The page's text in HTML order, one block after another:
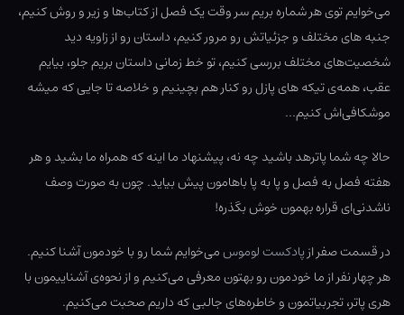
می‌خوایم توی هر شماره بریم سر وقت یک فصل از کتاب‌ها و زیر و روش کنیم،
جنبه های مختلف و جزئیاتش رو مرور کنیم، داستان رو از زاویه دید
شخصیت‌های مختلف بررسی کنیم، تو خط زمانی داستان بریم جلو، بیایم
عقب، همه‌ی تیکه های پازل رو کنار هم بچینیم و خلاصه تا جایی که میشه
موشکافی‌اش کنیم…
حالا چه شما پاترهد باشید چه نه، پیشنهاد ما اینه که همراه ما بشید و هر
هفته فصل به فصل و پا به پا باهامون پیش بیاید. چون به صورت وصف
ناشدنی‌ای قراره بهمون خوش بگذره!
در قسمت صفر ازپادکست لوموسمی‌خوایم شما رو با خودمون آشنا کنیم.
هر چهار نفر از ما خودمون رو بهتون معرفی می‌کنیم و از نحوه‌ی آشناییمون با
هری پاتر، تجربیاتمون و خاطره‌های جالبی که داریم صحبت می‌کنیم.